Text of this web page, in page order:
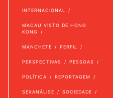
INTERNACIONAL
MACAU VISTO DE HONG
KONG
MANCHETE PERFIL
PERSPECTIVAS PESSOAS
POLÍTICA REPORTAGEM
SEXANÁLISE SOCIEDADE